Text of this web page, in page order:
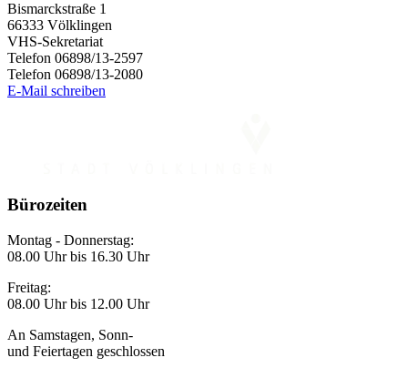
Bismarckstraße 1
66333 Völklingen
VHS-Sekretariat
Telefon 06898/13-2597
Telefon 06898/13-2080
E-Mail schreiben
Bürozeiten
Montag - Donnerstag:
08.00 Uhr bis 16.30 Uhr
Freitag:
08.00 Uhr bis 12.00 Uhr
An Samstagen, Sonn-
und Feiertagen geschlossen